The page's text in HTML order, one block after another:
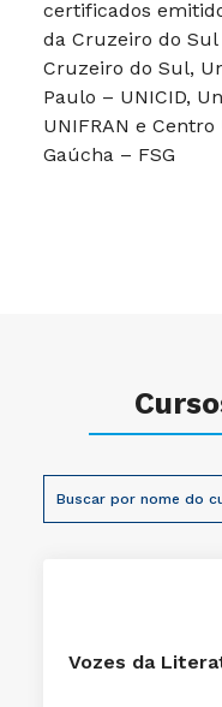
certificados
da Cruzeiro do
Cruzeiro do Sul,
Paulo – UNICID,
UNIFRAN e
Gaúcha – FSG
Vozes da